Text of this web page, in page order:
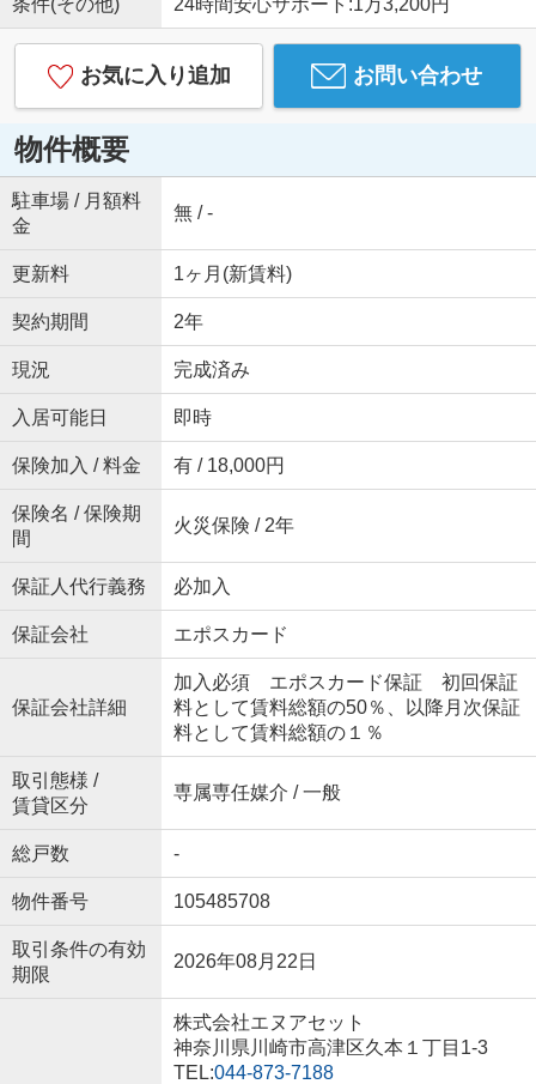
条件(その他) 24時間安心サポート:1万3,200円
お気に入り追加 お問い合わせ
物件概要
駐車場 / 月額料
金
無 / -
更新料 1ヶ月(新賃料)
契約期間 2年
現況 完成済み
入居可能日 即時
保険加入 / 料金 有 / 18,000円
保険名 / 保険期
間
火災保険 / 2年
保証人代行義務 必加入
保証会社 エポスカード
保証会社詳細
加入必須 エポスカード保証 初回保証
料として賃料総額の50％、以降月次保証
料として賃料総額の１％
取引態様 /
賃貸区分
専属専任媒介 / 一般
総戸数 -
物件番号 105485708
取引条件の有効
期限
2026年08月22日
株式会社エヌアセット
神奈川県川崎市高津区久本１丁目1-3
TEL:044-873-7188